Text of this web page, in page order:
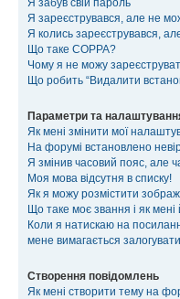
Я зареєструвався, але не
Я колись зареєструвався,
Що таке COPPA?
Чому я не можу
Що робить “Видалити
Параметри та
Як мені змінити мої
На форумі встановлено
Я змінив часовий пояс, але
Моя мова відсутня в списку!
Як я можу розмістити
Що таке моє звання і як мені
Коли я натискаю на
мене вимагається
Створення повідомлень
Як мені створити тему на